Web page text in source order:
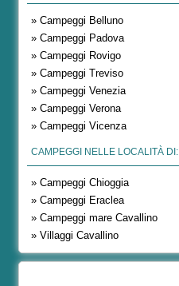
» Campeggi Belluno
» Campeggi Padova
» Campeggi Rovigo
» Campeggi Treviso
» Campeggi Venezia
» Campeggi Verona
» Campeggi Vicenza
CAMPEGGI NELLE LOCALITÀ DI:
» Campeggi Chioggia
» Campeggi Eraclea
» Campeggi mare Cavallino
» Villaggi Cavallino